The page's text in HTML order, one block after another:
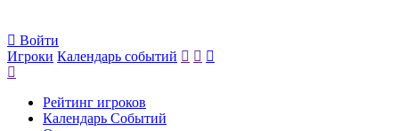
Войти
Игроки Календарь событий
Рейтинг игроков
Календарь Событий